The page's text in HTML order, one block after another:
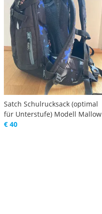
Satch Schulrucksack (optimal
für Unterstufe) Modell Mallow
€ 40